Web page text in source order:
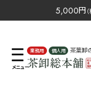
5,000円
業務用 個人用
茶葉卸